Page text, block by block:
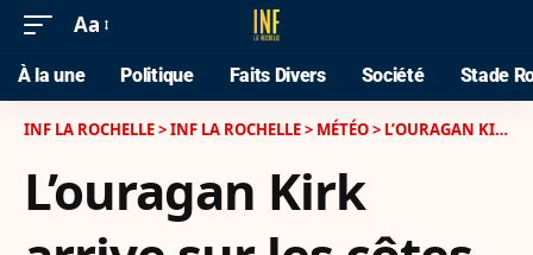
Aa
À la une Politique Faits Divers Société Stade
INF LA ROCHELLE>INF LA ROCHELLE> MÉTÉO> L’OURAGAN KIRK ARRIVE SUR LES CÔTES DE CHARENTE-MARITIME À PARTIR DE MERCREDI
L’ouragan Kirk